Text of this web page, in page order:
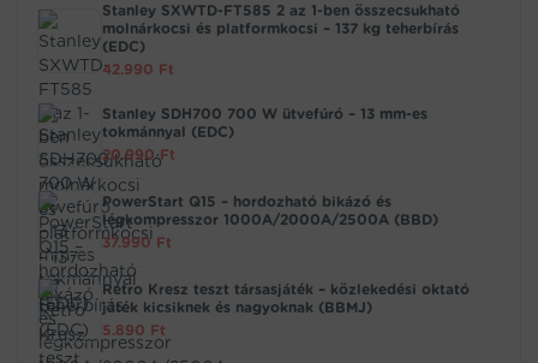
Stanley SXWTD-FT585 2 az 1-ben összecsukható
molnárkocsi és platformkocsi – 137 kg teherbírás
(EDC)
42.990 Ft
Stanley SDH700 700 W ütvefúró – 13 mm-es
tokmánnyal (EDC)
20.990Ft
PowerStart Q15 – hordozható bikázó és
légkompresszor 1000A/2000A/2500A (BBD)
37.990 Ft
Retro Kresz teszt társasjáték – közlekedési oktató
játék kicsiknek és nagyoknak (BBMJ)
5.890 Ft